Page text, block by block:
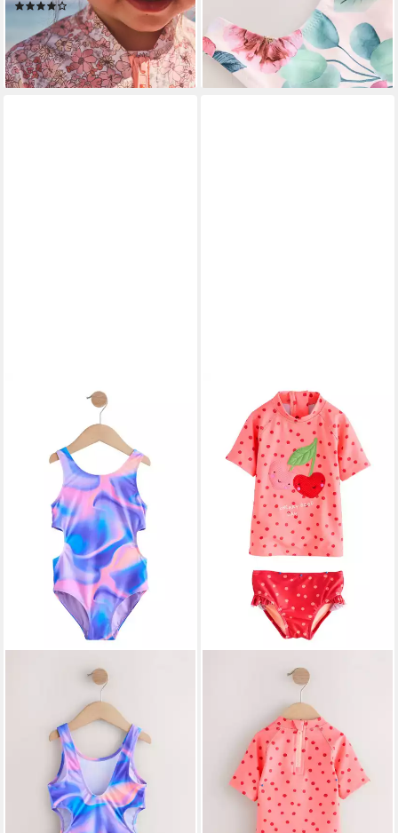
(1)
ab 25,00 €
lieferbar - in 2-3 Werktagen bei dir
lieferbar - in 2-3 Werktagen bei dir